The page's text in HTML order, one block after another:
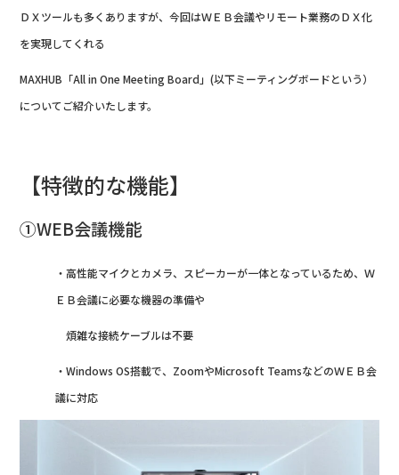
ＤＸツールも多くありますが、今回はＷＥＢ会議やリモート業務のＤＸ化
を実現してくれる
MAXHUB「All in One Meeting Board」(以下ミーティングボードという）
についてご紹介いたします。
【特徴的な機能】
①WEB会議機能
・高性能マイクとカメラ、スピーカーが一体となっているため、Ｗ
ＥＢ会議に必要な機器の準備や
煩雑な接続ケーブルは不要
・Windows OS搭載で、ZoomやMicrosoft TeamsなどのＷＥＢ会
議に対応